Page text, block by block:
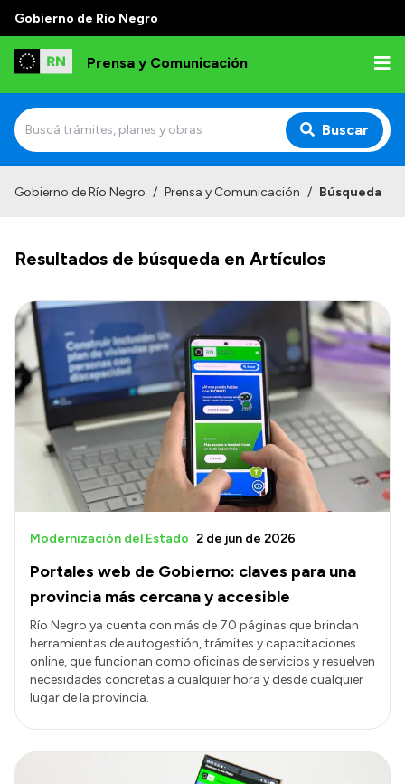
Gobierno de Río Negro
Prensa y Comunicación
Buscar
Autoridades
Referentes de prensa
Archivo de noticias
Transparencia
Presupuesto
Boletín Oficial
Compras y licitaciones
Consulta de expedientes
Convocatorias
Intranet
Login
Gobierno de Río Negro / Prensa y Comunicación / Búsqueda
Resultados de búsqueda en Artículos
Portales web de Gobierno: claves para una
provincia más cercana y accesible
Modernización del Estado 2 de jun de 2026
Río Negro ya cuenta con más de 70 páginas que brindan
herramientas de autogestión, trámites y capacitaciones
online, que funcionan como oficinas de servicios y resuelven
necesidades concretas a cualquier hora y desde cualquier
lugar de la provincia.